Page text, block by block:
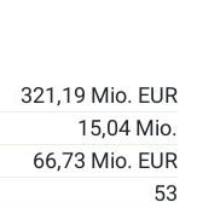
321,19 Mio. EUR
15,04 Mio.
66,73 Mio. EUR
53